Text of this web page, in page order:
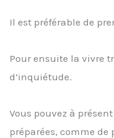
Il est préférable de
Pour ensuite la vivre
d’inquiétude.
Vous pouvez à
préparées, comme